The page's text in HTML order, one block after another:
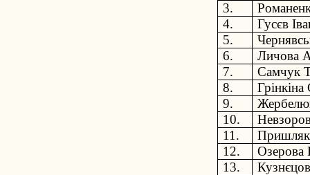
3.
4.
Гусєв
5.
6.
Личова
7.
Самчук
8.
9.
10.
11.
Пришляк
12.
Озерова
13.